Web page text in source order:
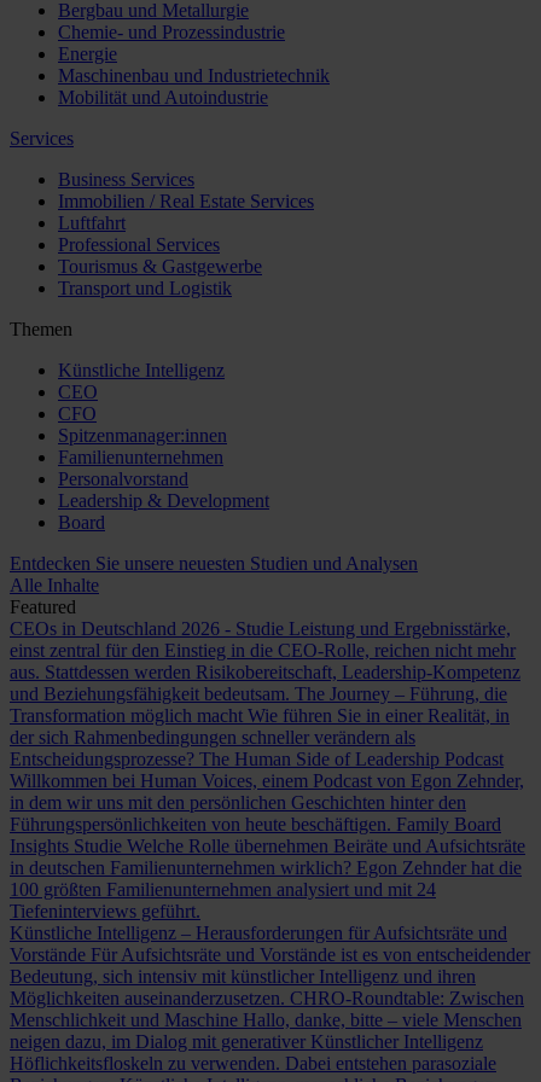
Bergbau und Metallurgie
Chemie- und Prozessindustrie
Energie
Maschinenbau und Industrietechnik
Mobilität und Autoindustrie
Services
Business Services
Immobilien / Real Estate Services
Luftfahrt
Professional Services
Tourismus & Gastgewerbe
Transport und Logistik
Themen
Künstliche Intelligenz
CEO
CFO
Spitzenmanager:innen
Familienunternehmen
Personalvorstand
Leadership & Development
Board
Entdecken Sie unsere neuesten Studien und Analysen
Alle Inhalte
Featured
CEOs in Deutschland 2026 - Studie Leistung und Ergebnisstärke,
einst zentral für den Einstieg in die CEO-Rolle, reichen nicht mehr
aus. Stattdessen werden Risikobereitschaft, Leadership-Kompetenz
und Beziehungsfähigkeit bedeutsam. The Journey – Führung, die
Transformation möglich macht Wie führen Sie in einer Realität, in
der sich Rahmenbedingungen schneller verändern als
Entscheidungsprozesse? The Human Side of Leadership Podcast
Willkommen bei Human Voices, einem Podcast von Egon Zehnder,
in dem wir uns mit den persönlichen Geschichten hinter den
Führungspersönlichkeiten von heute beschäftigen. Family Board
Insights Studie Welche Rolle übernehmen Beiräte und Aufsichtsräte
in deutschen Familienunternehmen wirklich? Egon Zehnder hat die
100 größten Familienunternehmen analysiert und mit 24
Tiefeninterviews geführt.
Künstliche Intelligenz – Herausforderungen für Aufsichtsräte und
Vorstände Für Aufsichtsräte und Vorstände ist es von entscheidender
Bedeutung, sich intensiv mit künstlicher Intelligenz und ihren
Möglichkeiten auseinanderzusetzen. CHRO-Roundtable: Zwischen
Menschlichkeit und Maschine Hallo, danke, bitte – viele Menschen
neigen dazu, im Dialog mit generativer Künstlicher Intelligenz
Höflichkeitsfloskeln zu verwenden. Dabei entstehen parasoziale